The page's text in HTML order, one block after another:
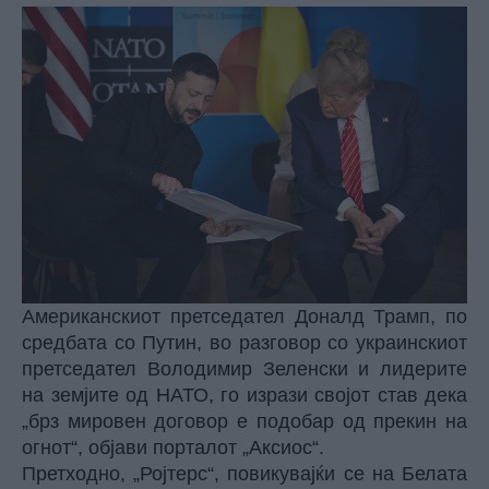
Американскиот претседател Доналд Трамп, по
средбата со Путин, во разговор со украинскиот
претседател Володимир Зеленски и лидерите
на земјите од НАТО, го изрази својот став дека
„брз мировен договор е подобар од прекин на
огнот“, објави порталот „Аксиос“.
Претходно, „Ројтерс“, повикувајќи се на Белата